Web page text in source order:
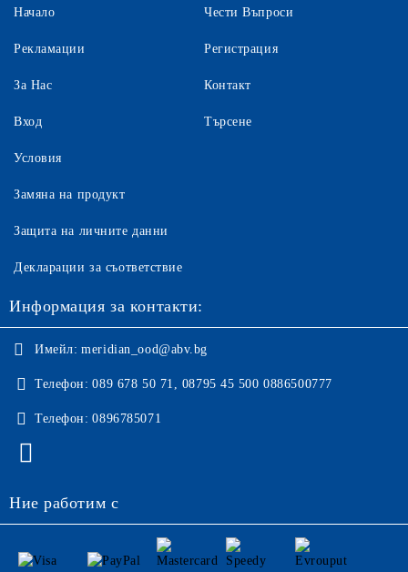
Начало
Рекламации
За Нас
Вход
Чести Въпроси
Регистрация
Контакт
Търсене
Условия
Замяна на продукт
Защита на личните данни
Декларации за съответствие
Информация за контакти:
Имейл: meridian_ood@abv.bg
Телефон: 089 678 50 71, 08795 45 500 0886500777
Телефон: 0896785071
Ние работим с